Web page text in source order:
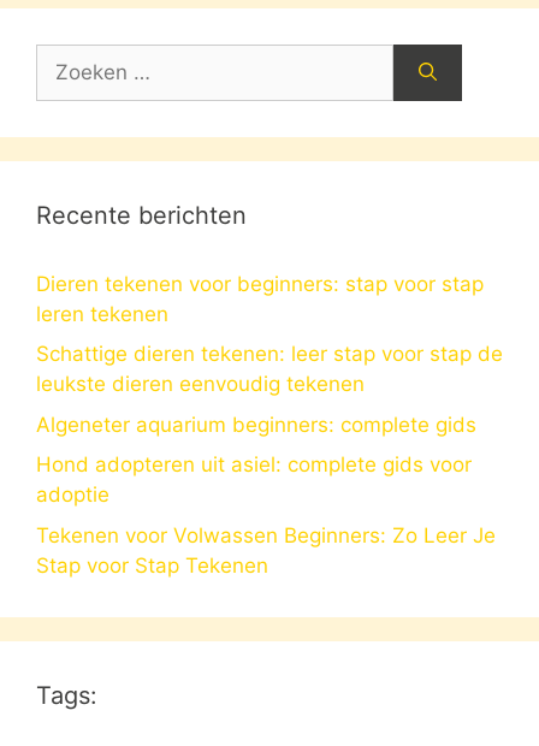
naar:
Recente berichten
Dieren tekenen voor beginners: stap voor stap
leren tekenen
Schattige dieren tekenen: leer stap voor stap de
leukste dieren eenvoudig tekenen
Algeneter aquarium beginners: complete gids
Hond adopteren uit asiel: complete gids voor
adoptie
Tekenen voor Volwassen Beginners: Zo Leer Je
Stap voor Stap Tekenen
Tags: